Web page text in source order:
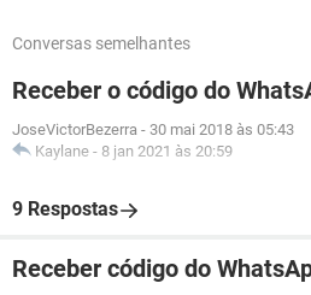
Conversas semelhantes
Receber o código do
JoseVictorBezerra - 30 mai 2018 às 05:43
Kaylane - 8 jan 2021 às 20:59
9 Respostas
Receber código do